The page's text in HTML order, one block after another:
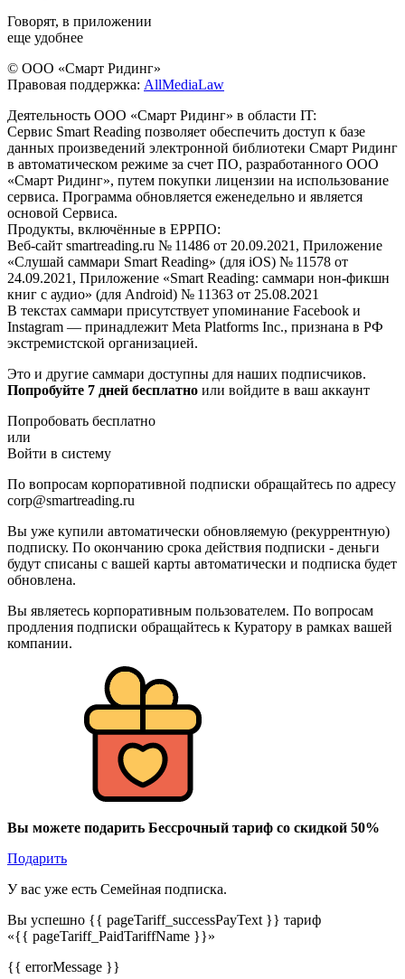
Говорят, в приложении
еще удобнее
© ООО «Смарт Ридинг»
Правовая поддержка: AllMediaLaw
Деятельность ООО «Смарт Ридинг» в области IT:
Сервис Smart Reading позволяет обеспечить доступ к базе
данных произведений электронной библиотеки Смарт Ридинг
в автоматическом режиме за счет ПО, разработанного ООО
«Смарт Ридинг», путем покупки лицензии на использование
сервиса. Программа обновляется еженедельно и является
основой Сервиса.
Продукты, включённые в ЕРРПО:
Веб-сайт smartreading.ru № 11486 от 20.09.2021, Приложение
«Слушай саммари Smart Reading» (для iOS) № 11578 от
24.09.2021, Приложение «Smart Reading: саммари нон-фикшн
книг с аудио» (для Android) № 11363 от 25.08.2021
В текстах саммари присутствует упоминание Facebook и
Instagram — принадлежит Meta Platforms Inc., признана в РФ
экстремистской организацией.
Это и другие саммари доступны для наших подписчиков.
Попробуйте 7 дней бесплатно или войдите в ваш аккаунт
Попробовать бесплатно
или
Войти в систему
По вопросам корпоративной подписки обращайтесь по адресу
corp@smartreading.ru
Вы уже купили автоматически обновляемую (рекуррентную)
подписку. По окончанию срока действия подписки - деньги
будут списаны с вашей карты автоматически и подписка будет
обновлена.
Вы являетесь корпоративным пользователем. По вопросам
продления подписки обращайтесь к Куратору в рамках вашей
компании.
Вы можете подарить Бессрочный тариф со скидкой 50%
Подарить
У вас уже есть Семейная подписка.
Вы успешно {{ pageTariff_successPayText }} тариф
«{{ pageTariff_PaidTariffName }}»
{{ errorMessage }}